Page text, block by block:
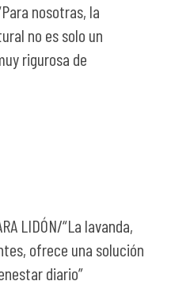
nosotras, la
no es solo un
rigurosa de
LIDÓN/“La lavanda,
ofrece una solución
diario”